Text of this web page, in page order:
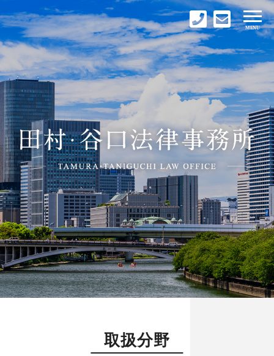
取扱分野